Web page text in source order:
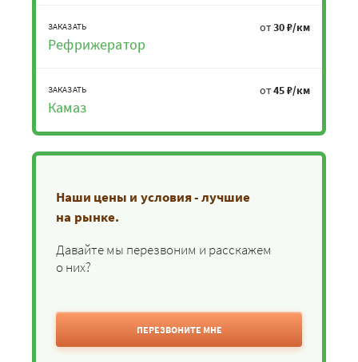
ЗАКАЗАТЬ
Рефрижератор
от30 ₽/км
ЗАКАЗАТЬ
Камаз
от45 ₽/км
Наши цены и условия - лучшие
на рынке.
Давайте мы перезвоним и расскажем
о них?
ПЕРЕЗВОНИТЕ МНЕ